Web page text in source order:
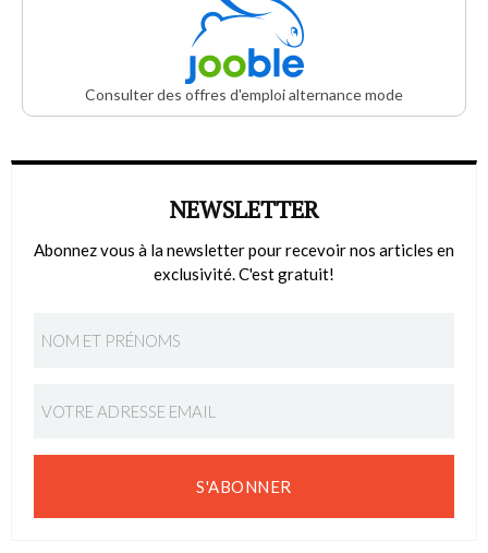
Consulter des offres d'emploi alternance mode
NEWSLETTER
Abonnez vous à la newsletter pour recevoir nos articles en
exclusivité. C'est gratuit!
S'ABONNER